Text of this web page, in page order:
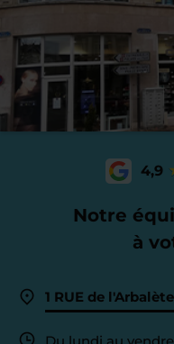
4,9
Notre
à
1 RUE de